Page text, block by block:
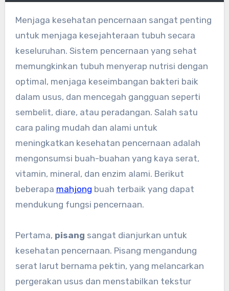
Menjaga kesehatan pencernaan sangat penting
untuk menjaga kesejahteraan tubuh secara
keseluruhan. Sistem pencernaan yang sehat
memungkinkan tubuh menyerap nutrisi dengan
optimal, menjaga keseimbangan bakteri baik
dalam usus, dan mencegah gangguan seperti
sembelit, diare, atau peradangan. Salah satu
cara paling mudah dan alami untuk
meningkatkan kesehatan pencernaan adalah
mengonsumsi buah-buahan yang kaya serat,
vitamin, mineral, dan enzim alami. Berikut
beberapa mahjong buah terbaik yang dapat
mendukung fungsi pencernaan.
Pertama, pisang sangat dianjurkan untuk
kesehatan pencernaan. Pisang mengandung
serat larut bernama pektin, yang melancarkan
pergerakan usus dan menstabilkan tekstur